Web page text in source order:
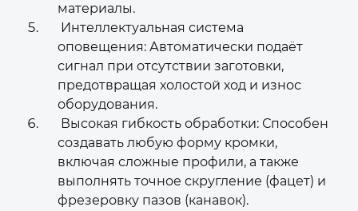
материалы.
Интеллектуальная система
оповещения: Автоматически подаёт
сигнал при отсутствии заготовки,
предотвращая холостой ход и износ
оборудования.
Высокая гибкость обработки: Способен
создавать любую форму кромки,
включая сложные профили, а также
выполнять точное скругление (фацет) и
фрезеровку пазов (канавок).